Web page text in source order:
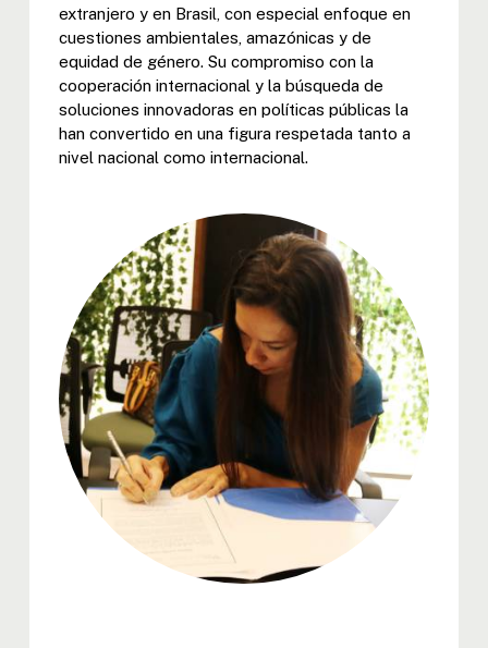
extranjero y en Brasil, con especial enfoque en
cuestiones ambientales, amazónicas y de
equidad de género. Su compromiso con la
cooperación internacional y la búsqueda de
soluciones innovadoras en políticas públicas la
han convertido en una figura respetada tanto a
nivel nacional como internacional.